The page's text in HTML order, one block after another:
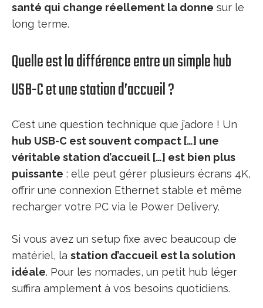
santé qui change réellement la donne sur le
long terme.
Quelle est la différence entre un simple hub
USB-C et une station d’accueil ?
C’est une question technique que j’adore ! Un
hub USB-C est souvent compact […] une
véritable station d’accueil […] est bien plus
puissante : elle peut gérer plusieurs écrans 4K,
offrir une connexion Ethernet stable et même
recharger votre PC via le Power Delivery.
Si vous avez un setup fixe avec beaucoup de
matériel, la station d’accueil est la solution
idéale. Pour les nomades, un petit hub léger
suffira amplement à vos besoins quotidiens.